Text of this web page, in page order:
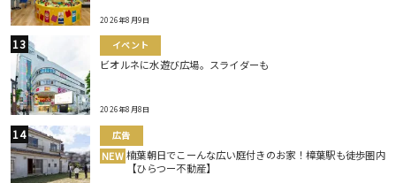
2026年8月9日
イベント
ビオルネに水遊び広場。スライダーも
2026年8月8日
広告
NEW 楠葉朝日でこーんな広い庭付きのお家！樟葉駅も徒歩圏内
【ひらつー不動産】